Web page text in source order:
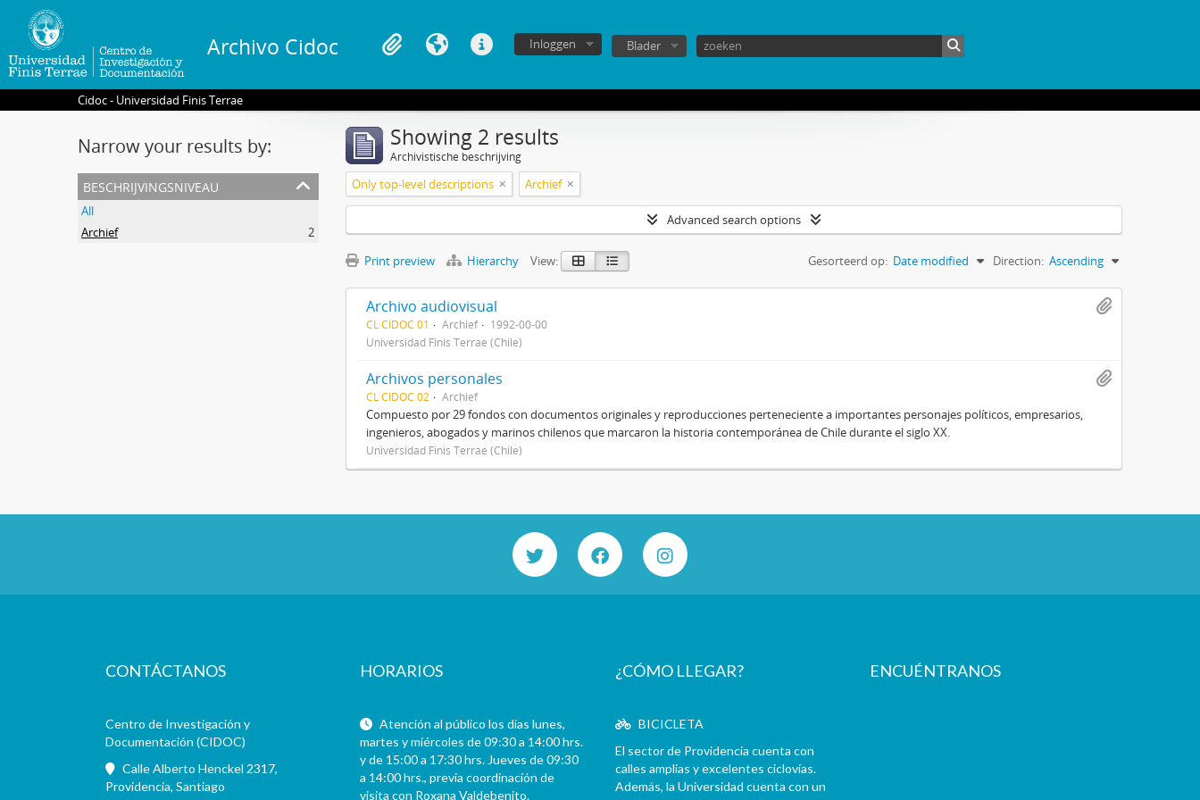
Archivo Cidoc Inloggen Blader
Cidoc - Universidad Finis Terrae
Narrow your results by:
beschrijvingsniveau
All
Archief
2
Showing 2 results
Archivistische beschrijving
Only top-level descriptions Archief
Advanced search options
Print preview Hierarchy View: Gesorteerd op: Date modified Direction: Ascending
Archivo audiovisual
CL CIDOC 01 Archief
1992-00-00
Universidad Finis Terrae (Chile)
Archivos personales
CL CIDOC 02 Archief
Compuesto por 29 fondos con documentos originales y reproducciones perteneciente a importantes personajes políticos, empresarios,
ingenieros, abogados y marinos chilenos que marcaron la historia contemporánea de Chile durante el siglo XX.
Universidad Finis Terrae (Chile)
CONTÁCTANOS
Centro de Investigación y
Documentación (CIDOC)
Calle Alberto Henckel 2317,
Providencia, Santiago
HORARIOS
Atención al público los días lunes,
martes y miércoles de 09:30 a 14:00 hrs.
y de 15:00 a 17:30 hrs. Jueves de 09:30
a 14:00 hrs., previa coordinación de
visita con Roxana Valdebenito.
¿CÓMO LLEGAR?
BICICLETA
El sector de Providencia cuenta con
calles amplias y excelentes ciclovías.
Además, la Universidad cuenta con un
ENCUÉNTRANOS